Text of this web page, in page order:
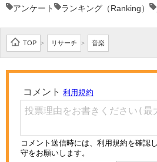
アンケート ランキング（Ranking）
TOP > リサーチ > 音楽